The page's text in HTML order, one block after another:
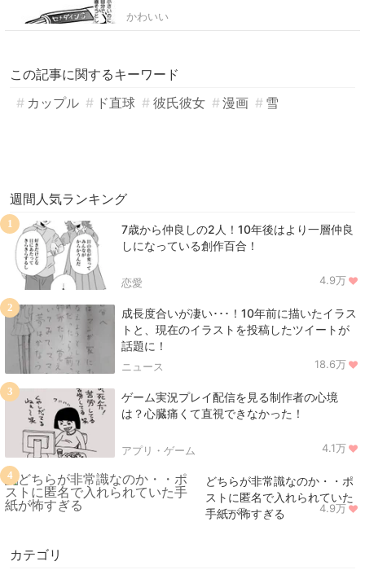
かわいい
この記事に関するキーワード
カップル
ド直球 彼氏彼女 漫画 雪
週間人気ランキング
7歳から仲良しの2人！10年後はより一層仲良
しになっている創作百合！
恋愛 4.9万
1
成長度合いが凄い･･･！10年前に描いたイラス
トと、現在のイラストを投稿したツイートが
話題に！
ニュース 18.6万
2
ゲーム実況プレイ配信を見る制作者の心境
は？心臓痛くて直視できなかった！
アプリ・ゲーム 4.1万
3
どちらが非常識なのか・・ポ
ストに匿名で入れられていた
手紙が怖すぎる
ニュース 4.9万
4
カテゴリ